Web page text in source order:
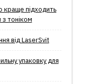
краще підходить
тоніком
від LaserSvit
упаковку для